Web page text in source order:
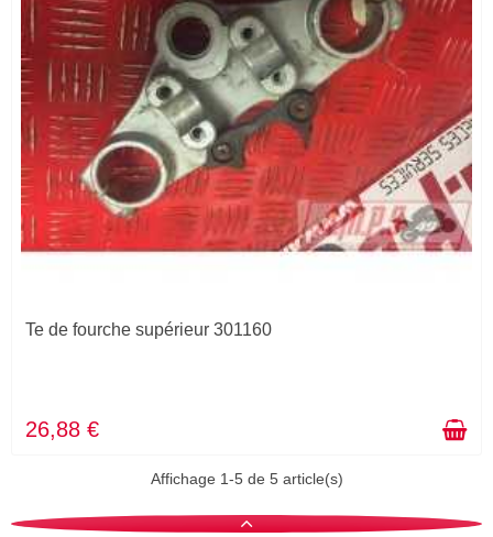
Te de fourche supérieur 301160
26,88 €
Affichage 1-5 de 5 article(s)